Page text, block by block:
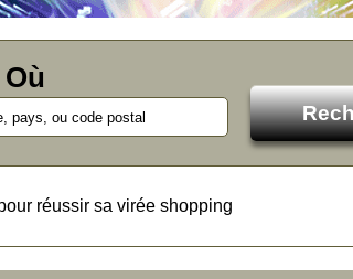
Où
réussir sa virée shopping